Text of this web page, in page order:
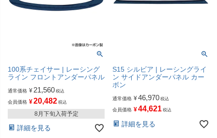
100系チェイサー | レーシング
ライン フロントアンダーパネル
通常価格 ¥ 21,560 税込
会員価格 ¥20,482 税込
8月下旬入荷予定
詳細を見る
S15 シルビア | レーシングライ
ン サイドアンダーパネル カー
ボン
通常価格 ¥46,970 税込
会員価格 ¥44,621 税込
詳細を見る